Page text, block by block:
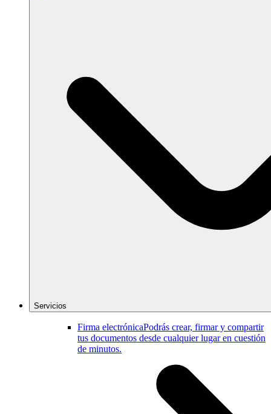
Servicios
Firma electrónicaPodrás crear, firmar y compartir
tus documentos desde cualquier lugar en cuestión
de minutos.